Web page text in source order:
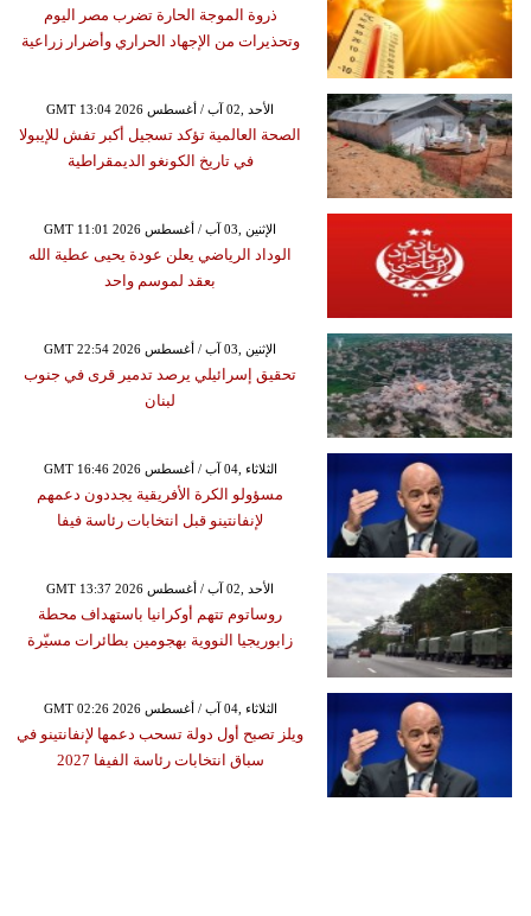
ذروة الموجة الحارة تضرب مصر اليوم
وتحذيرات من الإجهاد الحراري وأضرار زراعية
GMT 13:04 2026 الأحد ,02 آب / أغسطس
الصحة العالمية تؤكد تسجيل أكبر تفش للإيبولا
في تاريخ الكونغو الديمقراطية
GMT 11:01 2026 الإثنين ,03 آب / أغسطس
الوداد الرياضي يعلن عودة يحيى عطية الله
بعقد لموسم واحد
GMT 22:54 2026 الإثنين ,03 آب / أغسطس
تحقيق إسرائيلي يرصد تدمير قرى في جنوب
لبنان
GMT 16:46 2026 الثلاثاء ,04 آب / أغسطس
مسؤولو الكرة الأفريقية يجددون دعمهم
لإنفانتينو قبل انتخابات رئاسة فيفا
GMT 13:37 2026 الأحد ,02 آب / أغسطس
روساتوم تتهم أوكرانيا باستهداف محطة
زابوريجيا النووية بهجومين بطائرات مسيّرة
GMT 02:26 2026 الثلاثاء ,04 آب / أغسطس
ويلز تصبح أول دولة تسحب دعمها لإنفانتينو في
سباق انتخابات رئاسة الفيفا 2027